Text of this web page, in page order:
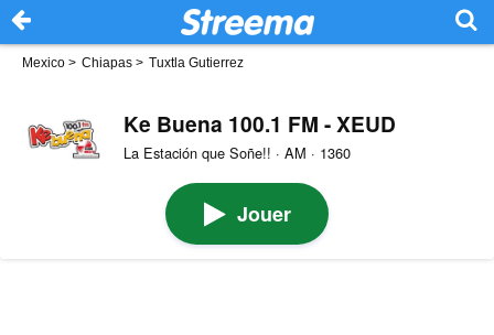
Mexico > Chiapas > Tuxtla Gutierrez
Ke Buena 100.1 FM - XEUD
La Estación que Soñe!! · AM · 1360
Jouer